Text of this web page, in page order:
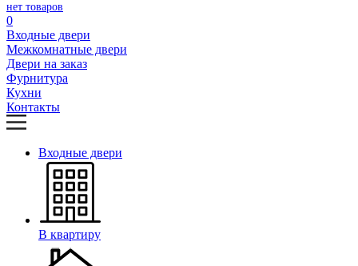
нет товаров
0
Входные двери
Межкомнатные двери
Двери на заказ
Фурнитура
Кухни
Контакты
Входные двери
В квартиру